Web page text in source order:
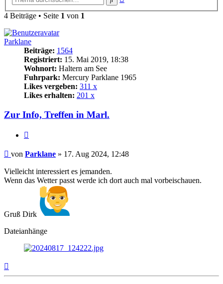
4 Beiträge • Seite 1 von 1
Parklane
Beiträge: 1564
Registriert: 15. Mai 2019, 18:38
Wohnort: Haltern am See
Fuhrpark: Mercury Parklane 1965
Likes vergeben: 311 x
Likes erhalten: 201 x
Zur Info, Treffen in Marl.
Beitrag
von Parklane » 17. Aug 2024, 12:48
Vielleicht interessiert es jemanden.
Wenn das Wetter passt werde ich dort auch mal vorbeischauen.
Gruß Dirk
Dateianhänge